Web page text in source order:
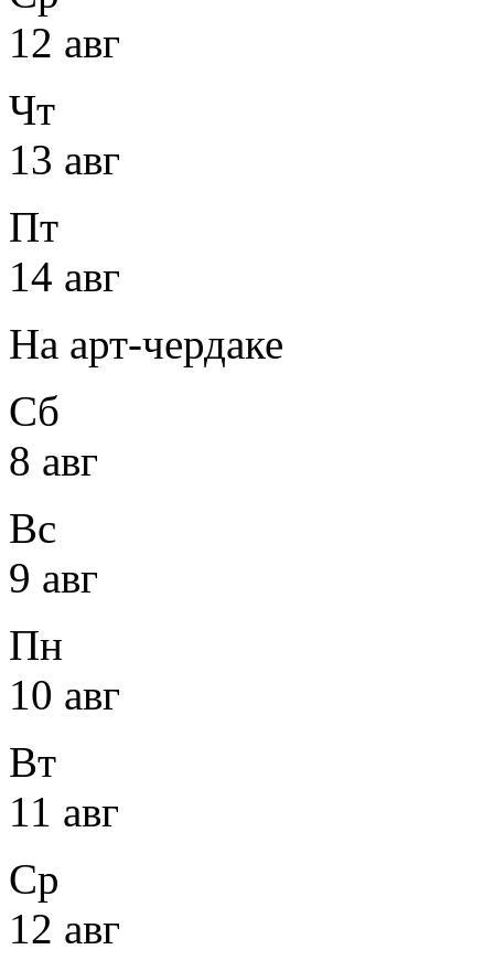
12 авг
Чт
13 авг
Пт
14 авг
На арт-чердаке
Сб
8 авг
Вс
9 авг
Пн
10 авг
Вт
11 авг
Ср
12 авг